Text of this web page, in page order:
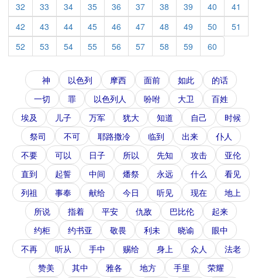
32
33 34 35 36 37 38 39 40
41
42
43 44 45 46 47 48 49 50
51
52
53 54 55 56 57 58 59 60
神 以色列 摩西 面前 如此
的话
一切
罪 以色列人 吩咐 大卫
百姓
埃及
儿子 万军 犹大 知道 自己
时候
祭司
不可 耶路撒冷 临到 出来
仆人
不要
可以 日子 所以 先知 攻击
亚伦
直到
起誓 中间 燔祭 永远 什么
看见
列祖
事奉 献给 今日 听见 现在
地上
所说
指着 平安 仇敌 巴比伦
起来
约柜
约书亚 敬畏 利未 晓谕
眼中
不再
听从 手中 赐给 身上 众人
法老
赞美
其中 雅各 地方 手里 荣耀